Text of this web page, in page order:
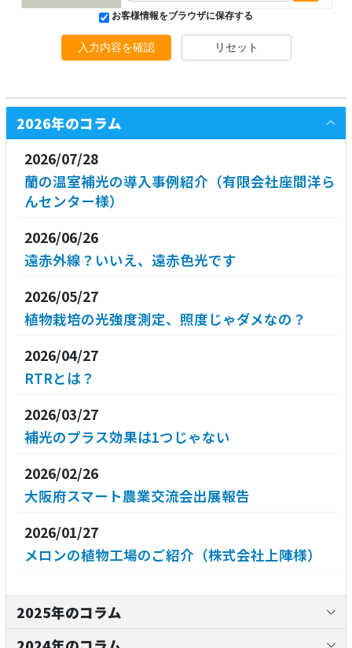
お客様情報をブラウザに保存する
入力内容を確認 リセット
2026年のコラム
2026/07/28
蘭の温室補光の導入事例紹介（有限会社座間洋ら
んセンター様）
2026/06/26
遠赤外線？いいえ、遠赤色光です
2026/05/27
植物栽培の光強度測定、照度じゃダメなの？
2026/04/27
RTRとは？
2026/03/27
補光のプラス効果は1つじゃない
2026/02/26
大阪府スマート農業交流会出展報告
2026/01/27
メロンの植物工場のご紹介（株式会社上陣様）
2025年のコラム